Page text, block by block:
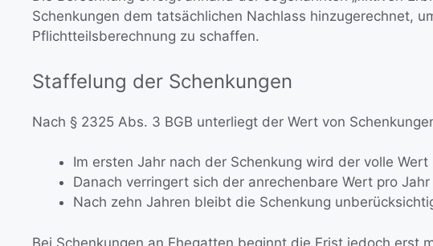
Schenkungen dem tatsächlichen Nachlass hinzugerechnet,
Pflichtteilsberechnung zu schaffen.
Staffelung der Schenkungen
Nach § 2325 Abs. 3 BGB unterliegt der Wert von
Im ersten Jahr nach der Schenkung wird der volle
Danach verringert sich der anrechenbare Wert pro Jahr
Nach zehn Jahren bleibt die Schenkung
Bei Schenkungen an Ehegatten beginnt die Frist jedoch erst